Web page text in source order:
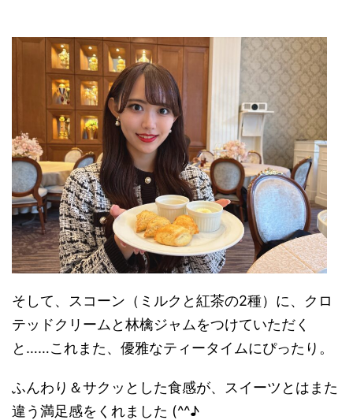
そして、スコーン（ミルクと紅茶の2種）に、クロ
テッドクリームと林檎ジャムをつけていただく
と……これまた、優雅なティータイムにぴったり。
ふんわり＆サクッとした食感が、スイーツとはまた
違う満足感をくれました (^^♪